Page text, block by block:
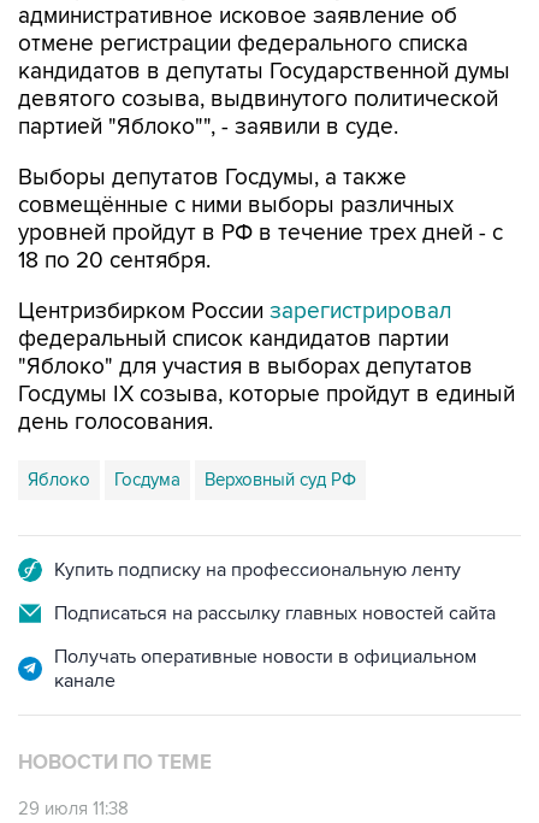
административное исковое заявление об
отмене регистрации федерального списка
кандидатов в депутаты Государственной думы
девятого созыва, выдвинутого политической
партией "Яблоко"", - заявили в суде.
Выборы депутатов Госдумы, а также
совмещённые с ними выборы различных
уровней пройдут в РФ в течение трех дней - с
18 по 20 сентября.
Центризбирком России зарегистрировал
федеральный список кандидатов партии
"Яблоко" для участия в выборах депутатов
Госдумы IX созыва, которые пройдут в единый
день голосования.
Яблоко Госдума Верховный суд РФ
Купить подписку на профессиональную ленту
Подписаться на рассылку главных новостей сайта
Получать оперативные новости в официальном
канале
НОВОСТИ ПО ТЕМЕ
29 июля 11:38